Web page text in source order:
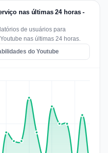
nas últimas 24 horas -
de usuários para
nas últimas 24 horas.
do Youtube